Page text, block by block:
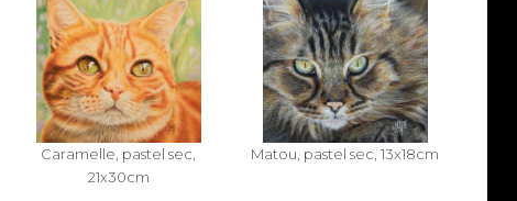
Caramelle, pastel sec,
21x30cm
Matou, pastel sec, 13x18cm